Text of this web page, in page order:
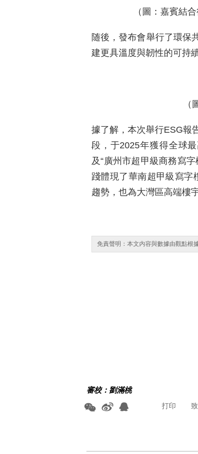
（圖：嘉賓結
随後，發布會舉行了環保
建更具溫度與韌性的可持
（
據了解，本次舉行ESG報
段，于2025年獲得全球
及“廣州市超甲級商務寫
踐體現了華南超甲級寫字
趨勢，也為大灣區高端樓
免責聲明：本文内容與數據由觀點根
審校：劉滿桃
打印